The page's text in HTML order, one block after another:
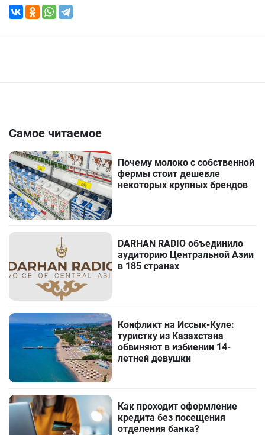
Самое читаемое
Почему молоко с собственной
фермы стоит дешевле
некоторых крупных брендов
DARHAN RADIO объединило
аудиторию Центральной Азии
в 185 странах
Конфликт на Иссык-Куле:
туристку из Казахстана
обвиняют в избиении 14-
летней девушки
Как проходит оформление
кредита без посещения
отделения банка?